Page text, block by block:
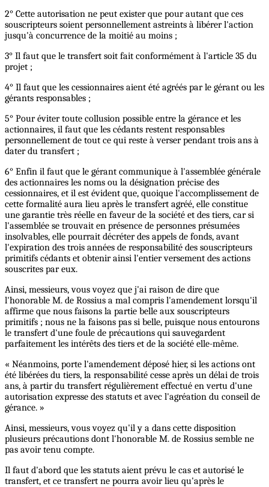
2° Cette autorisation ne peut exister que pour autant que ces
souscripteurs soient personnellement astreints à libérer l'action
jusqu'à concurrence de la moitié au moins ;
3° Il faut que le transfert soit fait conformément à l'article 35 du
projet ;
4° Il faut que les cessionnaires aient été agréés par le gérant ou les
gérants responsables ;
5° Pour éviter toute collusion possible entre la gérance et les
actionnaires, il faut que les cédants restent responsables
personnellement de tout ce qui reste à verser pendant trois ans à
dater du transfert ;
6° Enfin il faut que le gérant communique à l'assemblée générale
des actionnaires les noms ou la désignation précise des
cessionnaires, et il est évident que, quoique l'accomplissement de
cette formalité aura lieu après le transfert agréé, elle constitue
une garantie très réelle en faveur de la société et des tiers, car si
l'assemblée se trouvait en présence de personnes présumées
insolvables, elle pourrait décréter des appels de fonds, avant
l'expiration des trois années de responsabilité des souscripteurs
primitifs cédants et obtenir ainsi l'entier versement des actions
souscrites par eux.
Ainsi, messieurs, vous voyez que j'ai raison de dire que
l'honorable M. de Rossius a mal compris l'amendement lorsqu'il
affirme que nous faisons la partie belle aux souscripteurs
primitifs ; nous ne la faisons pas si belle, puisque nous entourons
le transfert d'une foule de précautions qui sauvegardent
parfaitement les intérêts des tiers et de la société elle-même.
« Néanmoins, porte l'amendement déposé hier, si les actions ont
été libérées du tiers, la responsabilité cesse après un délai de trois
ans, à partir du transfert régulièrement effectué en vertu d'une
autorisation expresse des statuts et avec l'agréation du conseil de
gérance. »
Ainsi, messieurs, vous voyez qu'il y a dans cette disposition
plusieurs précautions dont l'honorable M. de Rossius semble ne
pas avoir tenu compte.
Il faut d'abord que les statuts aient prévu le cas et autorisé le
transfert, et ce transfert ne pourra avoir lieu qu'après le